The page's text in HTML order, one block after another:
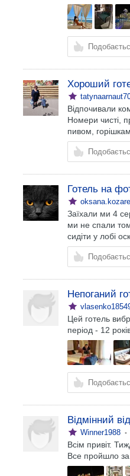
Хороший
Відпочивали
Номери чисті,
пивом,
Готель на
Заїхали ми 4
ми не спали
сидіти у лобі
Непоганий
Цей готель
період - 12
Відмінний
Winner1988 •
Всім привіт.
Все пройшло за